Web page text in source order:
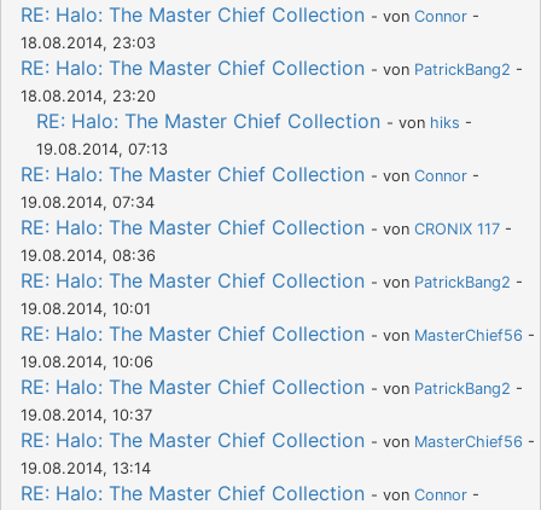
RE: Halo: The Master Chief Collection - von Connor -
18.08.2014, 23:03
RE: Halo: The Master Chief Collection - von PatrickBang2 -
18.08.2014, 23:20
RE: Halo: The Master Chief Collection - von hiks -
19.08.2014, 07:13
RE: Halo: The Master Chief Collection - von Connor -
19.08.2014, 07:34
RE: Halo: The Master Chief Collection - von CRONIX 117 -
19.08.2014, 08:36
RE: Halo: The Master Chief Collection - von PatrickBang2 -
19.08.2014, 10:01
RE: Halo: The Master Chief Collection - von MasterChief56 -
19.08.2014, 10:06
RE: Halo: The Master Chief Collection - von PatrickBang2 -
19.08.2014, 10:37
RE: Halo: The Master Chief Collection - von MasterChief56 -
19.08.2014, 13:14
RE: Halo: The Master Chief Collection - von Connor -